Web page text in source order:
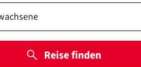
Reise finden